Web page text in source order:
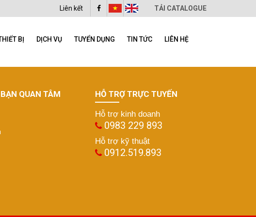
TẢI CATALOGUE
Liên kết
BỊ DỊCH VỤ TUYỂN DỤNG TIN TỨC LIÊN HỆ
QUAN TÂM HỖ TRỢ TRỰC TUYẾN
Hỗ trợ kinh doanh
0983 229 893
Hỗ trợ kỹ thuật
0912.519.893